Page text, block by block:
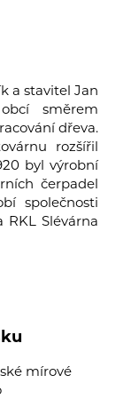
a stavitel Jan
směrem
dřeva.
rozšířil
byl výrobní
čerpadel
společnosti
RKL Slévárna
mírové